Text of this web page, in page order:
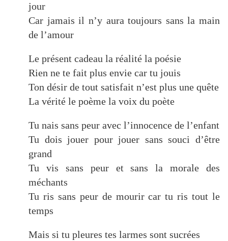
jour
Car jamais il n’y aura toujours sans la main
de l’amour
Le présent cadeau la réalité la poésie
Rien ne te fait plus envie car tu jouis
Ton désir de tout satisfait n’est plus une quête
La vérité le poème la voix du poète
Tu nais sans peur avec l’innocence de l’enfant
Tu dois jouer pour jouer sans souci d’être
grand
Tu vis sans peur et sans la morale des
méchants
Tu ris sans peur de mourir car tu ris tout le
temps
Mais si tu pleures tes larmes sont sucrées